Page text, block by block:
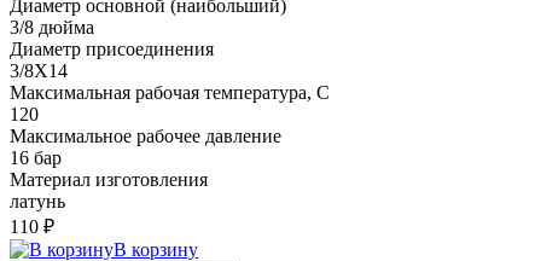
Диаметр основной (наибольший)
3/8 дюйма
Диаметр присоединения
3/8X14
Максимальная рабочая температура, С
120
Максимальное рабочее давление
16 бар
Материал изготовления
латунь
110 ₽
В корзину